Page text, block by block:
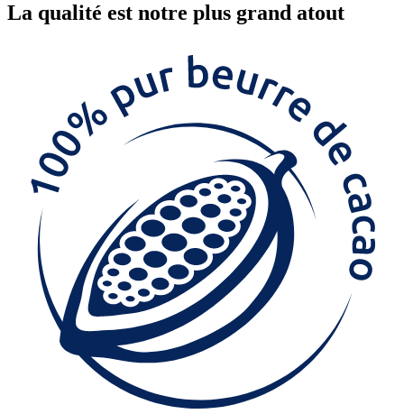
La qualité est notre plus grand atout